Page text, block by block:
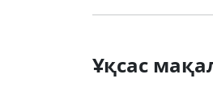
Ұқсас